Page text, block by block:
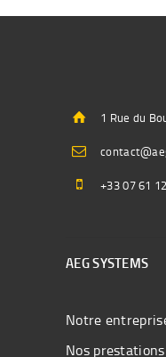
1 Rue du
+33 07 61
AEG SYSTEMS
Notre
Nos prestations